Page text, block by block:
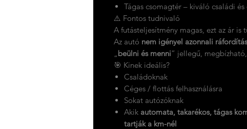
Tágas csomagtér – kiváló családi és
⚠️ Fontos tudnivaló
A futásteljesítmény magas, ezt az ár is
Az autó nem igényel azonnali
beülni és menni” jellegű,
🎯 Kinek ideális?
Családoknak
Céges / flottás felhasználásra
Sokat autózóknak
Akik automata, takarékos, tágas
tartják a km-nél